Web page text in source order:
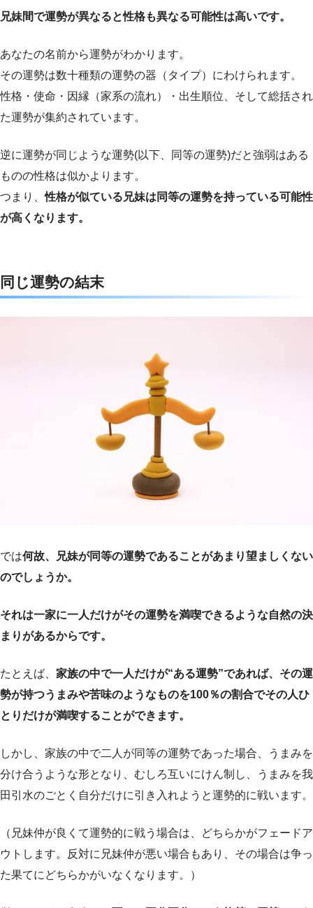
兄妹間で運勢が異なると性格も異なる可能性は高いです。
あなたの名前から運勢がわかります。
その運勢は数十種類の運勢の器（タイプ）にわけられます。
性格・使命・因縁（家系の流れ）・出生順位、そして総括され
た運勢が集約されています。
逆に運勢が同じような運勢(以下、同等の運勢)だと強弱はある
ものの性格は似かよります。
つまり、性格が似ている兄妹は同等の運勢を持っている可能性
が高くなります。
同じ運勢の結末
では何故、兄妹が同等の運勢であることがあまり望ましくない
のでしょうか。
それは一家に一人だけがその運勢を満喫できるような自然の決
まりがあるからです。
たとえば、 家族の中で一人だけが“ある運勢”であれば、その運
勢が持つうまみや苦味のようなものを100％の割合でその人ひ
とりだけが満喫することができます。
しかし、家族の中で二人が同等の運勢であった場合、うまみを
分け合うような形となり、むしろ互いにけん制し、うまみを我
田引水のごとく自分だけに引き入れようと運勢的に戦います。
（兄妹仲が良くて運勢的に戦う場合は、どちらかがフェードア
ウトします。反対に兄妹仲が悪い場合もあり、その場合は争っ
た果てにどちらかがいなくなります。）